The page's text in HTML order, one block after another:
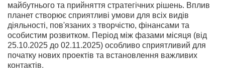
майбутнього та прийняття стратегічних рішень. Вплив
планет створює сприятливі умови для всіх видів
діяльності, пов'язаних з творчістю, фінансами та
особистим розвитком. Період між фазами місяця (від
25.10.2025 до 02.11.2025) особливо сприятливий для
початку нових проектів та встановлення важливих
контактів.